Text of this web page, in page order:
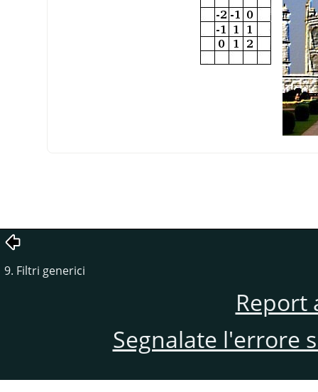
9. Filtri generici
Report
Segnalate l'errore